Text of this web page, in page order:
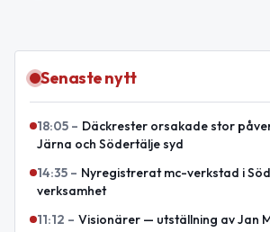
Senaste nytt
18:05 – Däckrester orsakade stor
Järna och Södertälje syd
14:35 – Nyregistrerat mc-verkstad i
verksamhet
11:12 – Visionärer — utställning av Jan